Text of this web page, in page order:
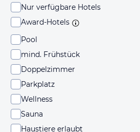
Nur verfügbare Hotels
Award-Hotels
Pool
mind. Frühstück
Doppelzimmer
Parkplatz
Wellness
Sauna
Haustiere erlaubt